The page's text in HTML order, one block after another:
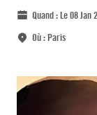
Quand :Le 08 Jan
Où :Paris